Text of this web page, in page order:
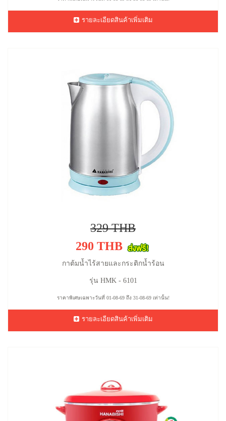
รายละเอียดสินค้าเพิ่มเติม
329 THB
290 THB
กาต้มน้ำไร้สายและกระติกน้ำร้อน
รุ่น HMK - 6101
ราคาพิเศษเฉพาะวันที่ 01-08-69 ถึง 31-08-69 เท่านั้น!
รายละเอียดสินค้าเพิ่มเติม